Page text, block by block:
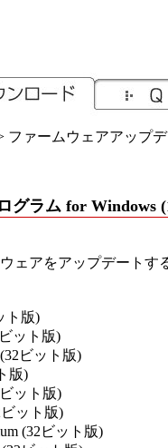
ファームウェアアップ
グラム for Windows
ェアをアップデートす
ト版)
ット版)
ビット版)
版)
ット版)
ビット版)
(32ビット版)